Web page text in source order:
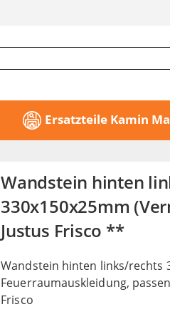
Ersatzteile Kamin
Wandstein hinten
330x150x25mm
Justus Frisco **
Wandstein hinten links/rechts
Feuerraumauskleidung,
Frisco